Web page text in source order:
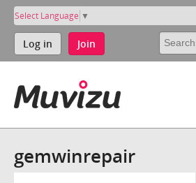
Select Language ▼
Log in Join
gemwinrepair